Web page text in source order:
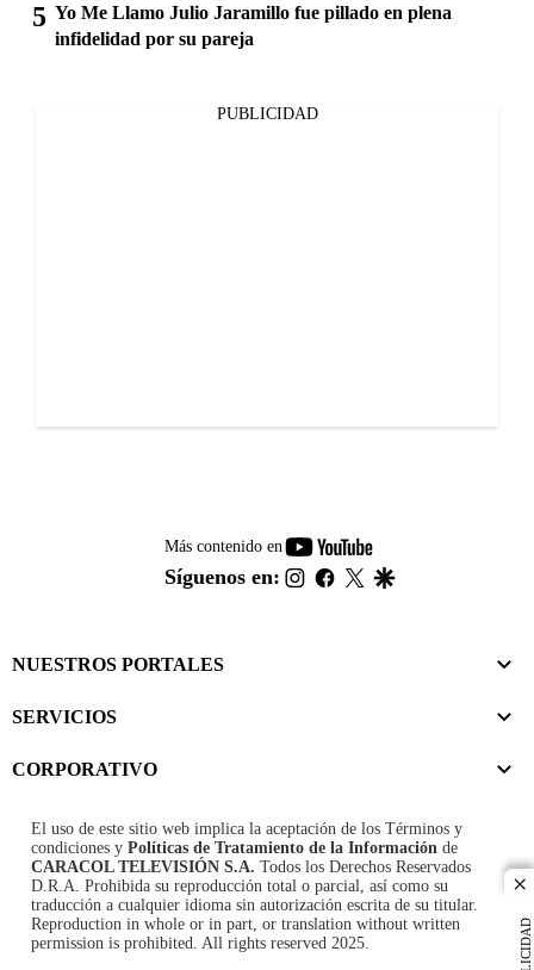
Yo Me Llamo Julio Jaramillo fue pillado en plena
infidelidad por su pareja
PUBLICIDAD
Más contenido en
youtube-
footer
Síguenos en: instagram
facebook
twitter
NUESTROS PORTALES
SERVICIOS
CORPORATIVO
El uso de este sitio web implica la aceptación de los Términos y
condiciones y Políticas de Tratamiento de la Información de
CARACOL TELEVISIÓN S.A. Todos los Derechos Reservados
D.R.A. Prohibida su reproducción total o parcial, así como su
traducción a cualquier idioma sin autorización escrita de su titular.
Reproduction in whole or in part, or translation without written
permission is prohibited. All rights reserved 2025.